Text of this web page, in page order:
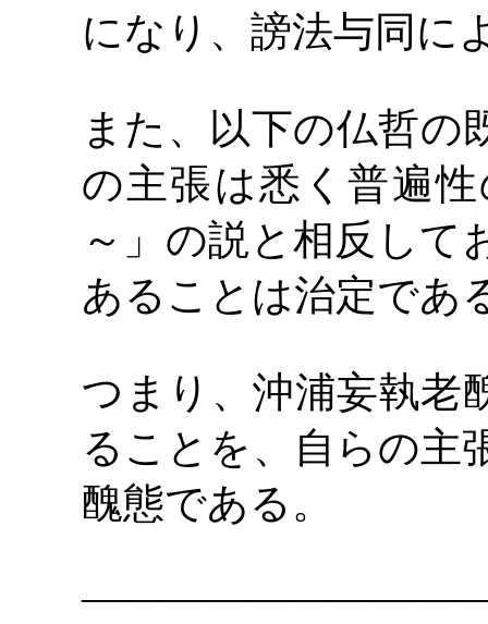
になり、謗法与同に
また、以下の仏哲の
の主張は悉く普遍
～」の説と相反して
あることは治定であ
つまり、沖浦妄執老
ることを、自らの主
醜態である。